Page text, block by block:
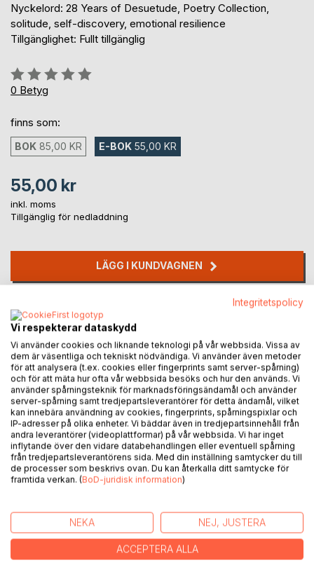
Nyckelord: 28 Years of Desuetude, Poetry Collection,
solitude, self-discovery, emotional resilience
Tillgänglighet: Fullt tillgänglig
Betyg::
0%
0 Betyg
finns som:
BOK 85,00 KR E-BOK 55,00 KR
55,00 kr
inkl. moms
Tillgänglig för nedladdning
LÄGG I KUNDVAGNEN
Recensera titel
BESKRIVNING
Nothing feels more real than a life lived alone.
This collection of poems explores the complexities of
portrait of a soul wrestling with its own longing, vulnerability,
and fleeting moments of joy. Dave navigates a journey of
deep emotional turmoil, where love feels both a source of
healing and heartache. From passionate devotion to quiet
Integritetspolicy
Vi respekterar dataskydd
Vi använder cookies och liknande teknologi på vår webbsida. Vissa av
dem är väsentliga och tekniskt nödvändiga. Vi använder även metoder
för att analysera (t.ex. cookies eller fingerprints samt server-spårning)
och för att mäta hur ofta vår webbsida besöks och hur den används. Vi
använder spårningsteknik för marknadsföringsändamål och använder
server-spårning samt tredjepartsleverantörer för detta ändamål, vilket
kan innebära användning av cookies, fingerprints, spårningspixlar och
IP-adresser på olika enheter. Vi bäddar även in tredjepartsinnehåll från
andra leverantörer (videoplattformar) på vår webbsida. Vi har inget
inflytande över den vidare databehandlingen eller eventuell spårning
från tredjepartsleverantörens sida. Med din inställning samtycker du till
de processer som beskrivs ovan. Du kan återkalla ditt samtycke för
framtida verkan. (BoD-juridisk information)
NEKA NEJ, JUSTERA
ACCEPTERA ALLA